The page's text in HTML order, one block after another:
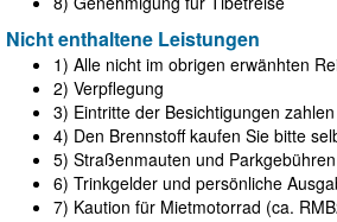
Nicht enthaltene Leistungen
1) Alle nicht im obrigen erwänhten
2) Verpflegung
3) Eintritte der Besichtigungen
4) Den Brennstoff kaufen Sie bitte
5) Straßenmauten und Parkgebühren
6) Trinkgelder und persönliche
7) Kaution für Mietmotorrad (ca.